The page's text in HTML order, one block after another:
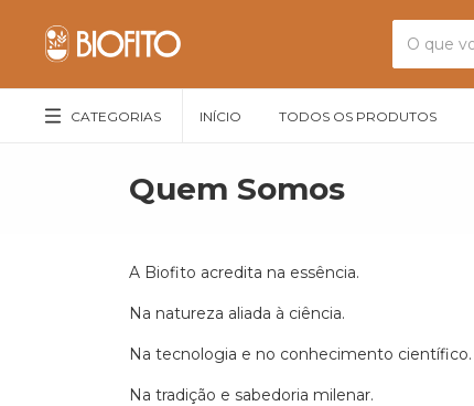
CATEGORIAS INÍCIO TODOS OS PRODUTOS
Quem Somos
A Biofito acredita na essência.
Na natureza aliada à ciência.
Na tecnologia e no conhecimento científico.
Na tradição e sabedoria milenar.